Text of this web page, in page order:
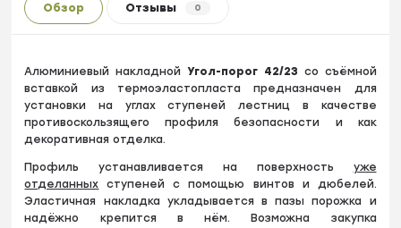
Обзор Отзывы 0
Алюминиевый накладнойУгол-порог 42/23 со съёмной
вставкой из термоэластопласта предназначен для
установки на углах ступеней лестниц в качестве
противоскользящего профиля безопасности и как
декоративная отделка.
Профиль устанавливается на поверхность уже
отделанных ступеней с помощью винтов и дюбелей.
Эластичная накладка укладывается в пазы порожка и
надёжно крепится в нём. Возможна закупка